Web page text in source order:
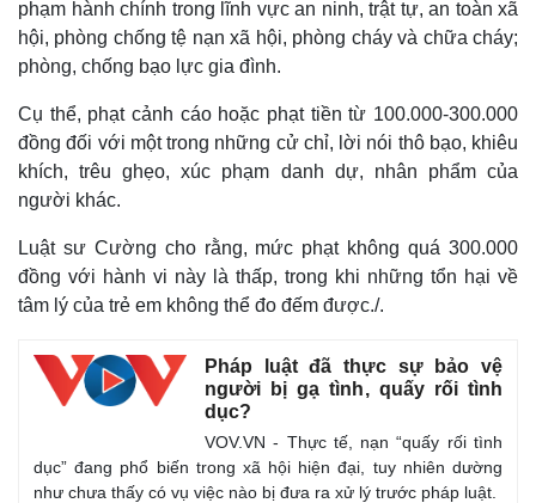
phạm hành chính trong lĩnh vực an ninh, trật tự, an toàn xã
hội, phòng chống tệ nạn xã hội, phòng cháy và chữa cháy;
phòng, chống bạo lực gia đình.
Cụ thể, phạt cảnh cáo hoặc phạt tiền từ 100.000-300.000
đồng đối với một trong những cử chỉ, lời nói thô bạo, khiêu
khích, trêu ghẹo, xúc phạm danh dự, nhân phẩm của
người khác.
Luật sư Cường cho rằng, mức phạt không quá 300.000
đồng với hành vi này là thấp, trong khi những tổn hại về
tâm lý của trẻ em không thể đo đếm được./.
Pháp luật đã thực sự bảo vệ
người bị gạ tình, quấy rối tình
dục?
VOV.VN - Thực tế, nạn “quấy rối tình
dục” đang phổ biến trong xã hội hiện đại, tuy nhiên dường
như chưa thấy có vụ việc nào bị đưa ra xử lý trước pháp luật.